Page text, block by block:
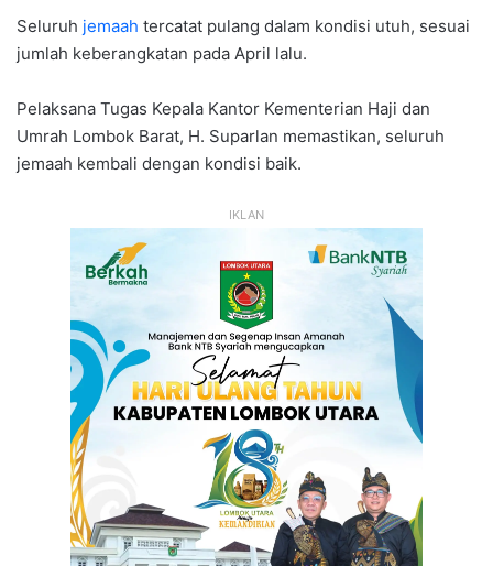
Seluruh jemaah tercatat pulang dalam kondisi utuh, sesuai
jumlah keberangkatan pada April lalu.
Pelaksana Tugas Kepala Kantor Kementerian Haji dan
Umrah Lombok Barat, H. Suparlan memastikan, seluruh
jemaah kembali dengan kondisi baik.
IKLAN